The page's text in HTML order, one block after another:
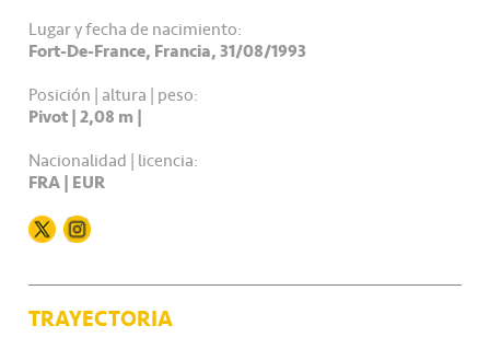
Lugar y fecha de nacimiento:
Fort-De-France, Francia, 31/08/1993
Posición | altura | peso:
Pivot | 2,08 m |
Nacionalidad | licencia:
FRA | EUR
TRAYECTORIA